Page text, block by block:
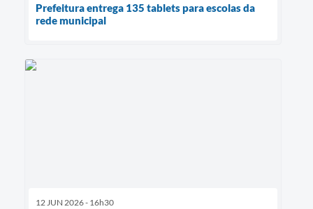
Prefeitura entrega 135 tablets para escolas da
rede municipal
12 JUN 2026 - 16h30